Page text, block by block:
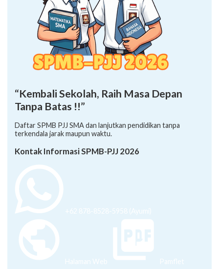
“Kembali Sekolah, Raih Masa Depan
Tanpa Batas !!”
Daftar SPMB PJJ SMA dan lanjutkan pendidikan tanpa
terkendala jarak maupun waktu.
Kontak Informasi SPMB-PJJ 2026
+62 878-8528-5958 (Ayumi)
Halaman Web Pamflet